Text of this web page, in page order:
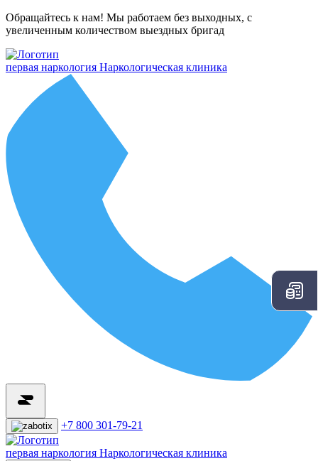
Обращайтесь к нам! Мы работаем без выходных, с
увеличенным количеством выездных бригад
первая наркология Наркологическая клиника
+7 800 301-79-21
первая наркология Наркологическая клиника